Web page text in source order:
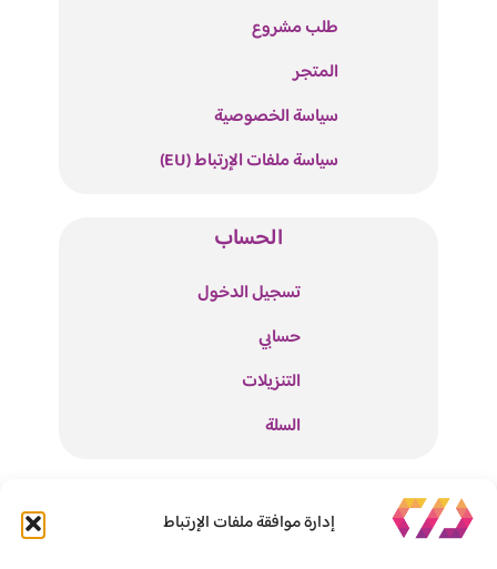
إدارة موافقة ملفات الإرتباط
طلب مشروع
المتجر
سياسة الخصوصية
سياسة ملفات الإرتباط (EU)
الحساب
تسجيل الدخول
حسابي
التنزيلات
السلة
للتواصل والإستفسارات
info@tech-code.net